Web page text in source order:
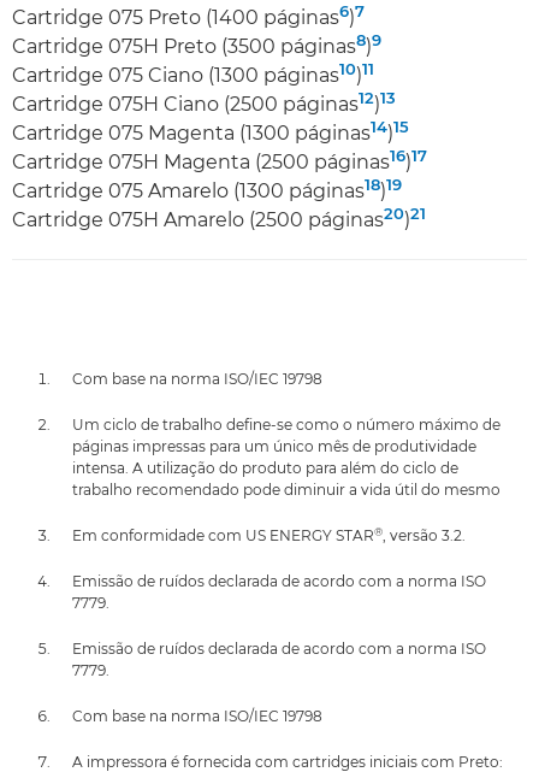
Cartridge 075 Preto (1400 páginas6)7
Cartridge 075H Preto (3500 páginas8)9
Cartridge 075 Ciano (1300 páginas10)11
Cartridge 075H Ciano (2500 páginas12)13
Cartridge 075 Magenta (1300 páginas14)15
Cartridge 075H Magenta (2500 páginas16)17
Cartridge 075 Amarelo (1300 páginas18)19
Cartridge 075H Amarelo (2500 páginas20)21
Com base na norma ISO/IEC 19798
Um ciclo de trabalho define-se como o número máximo de
páginas impressas para um único mês de produtividade
intensa. A utilização do produto para além do ciclo de
trabalho recomendado pode diminuir a vida útil do mesmo
Em conformidade com US ENERGY STAR®, versão 3.2.
Emissão de ruídos declarada de acordo com a norma ISO
7779.
Emissão de ruídos declarada de acordo com a norma ISO
7779.
Com base na norma ISO/IEC 19798
A impressora é fornecida com cartridges iniciais com Preto: